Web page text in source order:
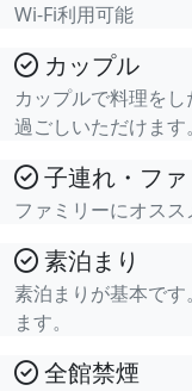
Wi-Fi利用可能
カップル
カップルで料理を
過ごしいただけます。
子連れ・フ
ファミリーにオスス
素泊まり
素泊まりが基本で
ます。
全館禁煙